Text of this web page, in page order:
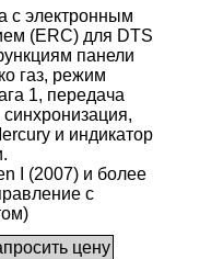
с электронным
(ERC) для DTS
панели
газ, режим
1, передача
и индикатор
I (2007) и более
с